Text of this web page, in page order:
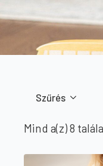
Szűrés
Mind a(z) 8